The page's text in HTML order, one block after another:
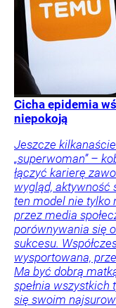
Cicha epidemia
niepokoją
Jeszcze
„superwoman” –
łączyć karierę
wygląd, aktywność
ten model nie tylko
przez media
porównywania się
sukcesu.
wysportowana,
Ma być dobrą
spełnia wszystkich
się swoim